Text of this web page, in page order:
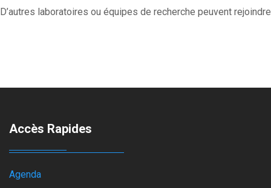
D’autres laboratoires ou équipes de recherche peuvent
Accès Rapides
Agenda